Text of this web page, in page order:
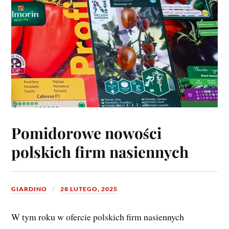
Pomidorowe nowości
polskich firm nasiennych
GIARDINO 28 LUTEGO, 2025
W tym roku w ofercie polskich firm nasiennych